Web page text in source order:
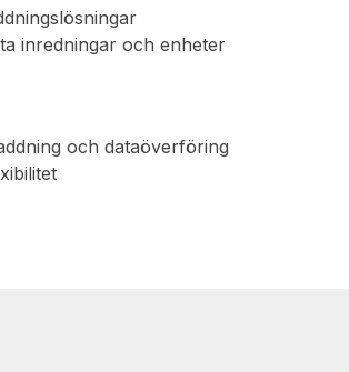
inredningar och enheter
och dataöverföring